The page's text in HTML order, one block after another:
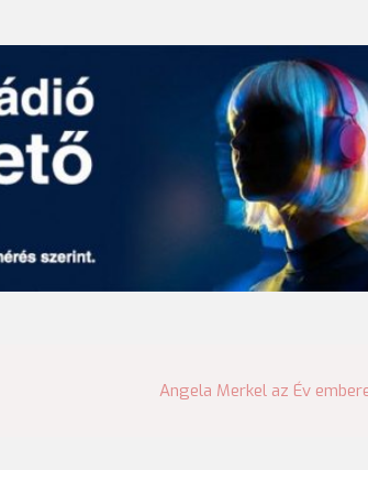
Angela Merkel az Év